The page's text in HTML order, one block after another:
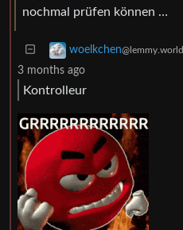
nochmal prüfen können …
woelkchen@lemmy.world
3 months ago
Kontrolleur